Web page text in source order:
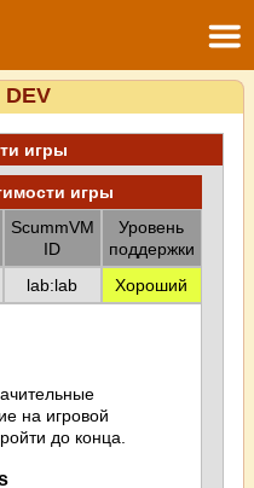
игры
игры
ScummVM
ID
Уровень
поддержки
lab:lab Хороший
на игровой
до конца.